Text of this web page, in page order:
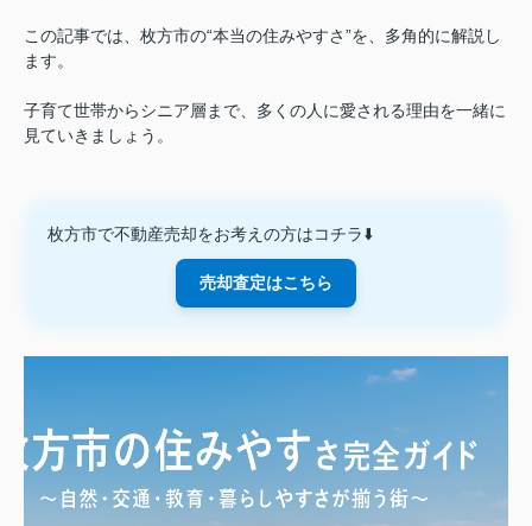
この記事では、枚方市の“本当の住みやすさ”を、多角的に解説し
ます。
子育て世帯からシニア層まで、多くの人に愛される理由を一緒に
見ていきましょう。
枚方市で不動産売却をお考えの方はコチラ⬇️
売却査定はこちら